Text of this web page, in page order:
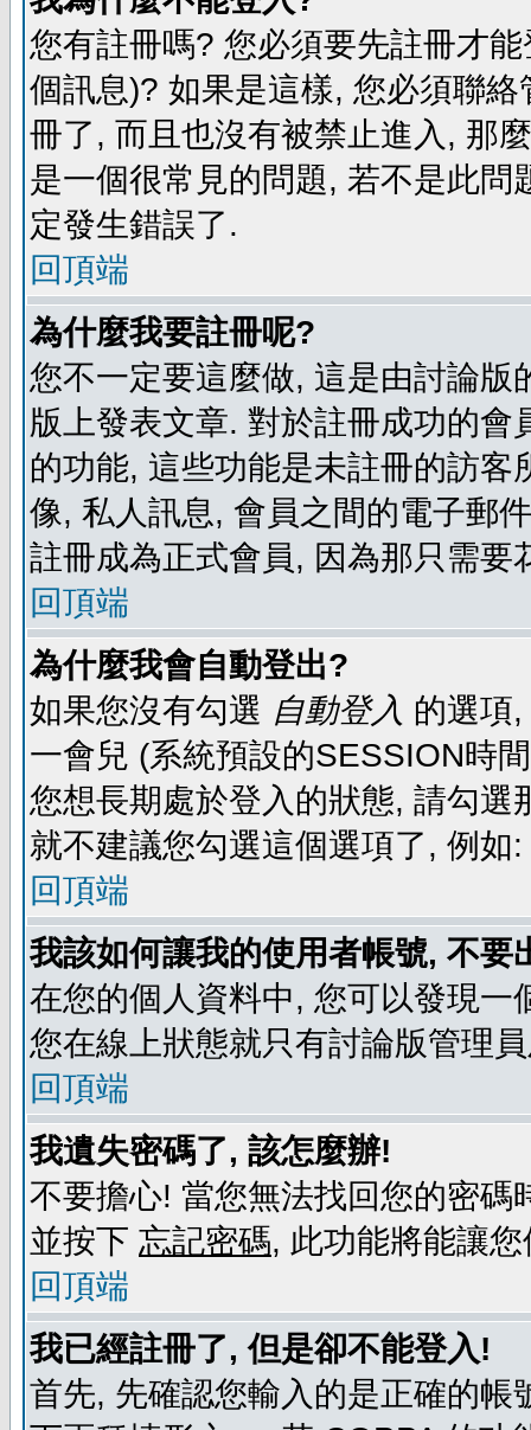
您有註冊嗎? 您必須要先註冊才
個訊息)? 如果是這樣, 您必須聯
冊了, 而且也沒有被禁止進入, 那
是一個很常見的問題, 若不是此
定發生錯誤了.
回頂端
為什麼我要註冊呢?
您不一定要這麼做, 這是由討論
版上發表文章. 對於註冊成功的
的功能, 這些功能是未註冊的訪
像, 私人訊息, 會員之間的電子郵
註冊成為正式會員, 因為那只需要
回頂端
為什麼我會自動登出?
如果您沒有勾選 自動登入 的選項
一會兒 (系統預設的SESSION時
您想長期處於登入的狀態, 請勾
就不建議您勾選這個選項了, 例
回頂端
我該如何讓我的使用者帳號, 不
在您的個人資料中, 您可以發現一
您在線上狀態就只有討論版管理
回頂端
我遺失密碼了, 該怎麼辦!
不要擔心! 當您無法找回您的密
並按下 忘記密碼, 此功能將能讓
回頂端
我已經註冊了, 但是卻不能登入!
首先, 先確認您輸入的是正確的